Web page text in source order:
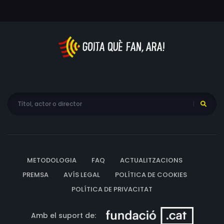
METODOLOGIA FAQ
ACTUALITZACIONS
PREMSA
AVÍS LEGAL
POLÍTICA DE COOKIES
POLÍTICA DE PRIVACITAT
Amb el suport de: